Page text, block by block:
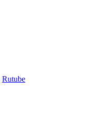
Rutube